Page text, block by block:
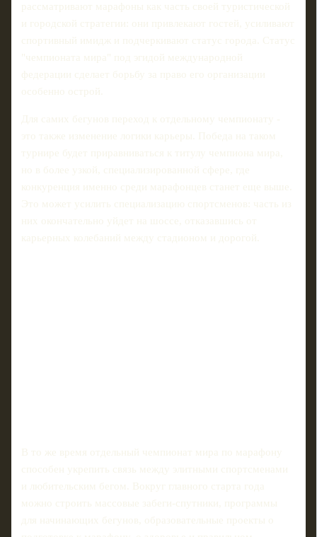
рассматривают марафоны как часть своей туристической
и городской стратегии: они привлекают гостей, усиливают
спортивный имидж и подчеркивают статус города. Статус
"чемпионата мира" под эгидой международной
федерации сделает борьбу за право его организации
особенно острой.
Для самих бегунов переход к отдельному чемпионату -
это также изменение логики карьеры. Победа на таком
турнире будет приравниваться к титулу чемпиона мира,
но в более узкой, специализированной сфере, где
конкуренция именно среди марафонцев станет еще выше.
Это может усилить специализацию спортсменов: часть из
них окончательно уйдет на шоссе, отказавшись от
карьерных колебаний между стадионом и дорогой.
В то же время отдельный чемпионат мира по марафону
способен укрепить связь между элитными спортсменами
и любительским бегом. Вокруг главного старта года
можно строить массовые забеги-спутники, программы
для начинающих бегунов, образовательные проекты о